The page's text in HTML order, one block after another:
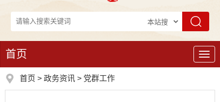
导
航
首页
首页 > 政务资讯 > 党群工作